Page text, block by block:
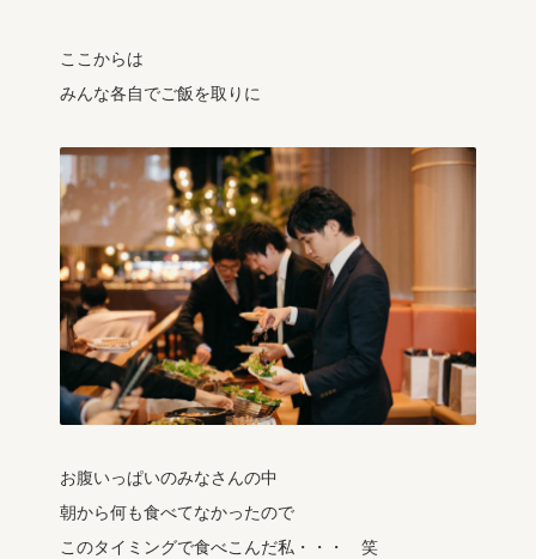
ここからは
みんな各自でご飯を取りに
お腹いっぱいのみなさんの中
朝から何も食べてなかったので
このタイミングで食べこんだ私・・・ 笑